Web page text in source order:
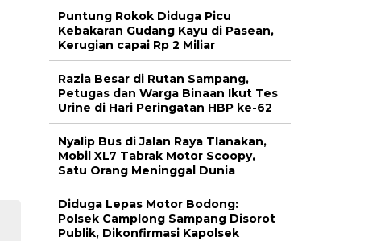
Puntung Rokok Diduga Picu
Kebakaran Gudang Kayu di Pasean,
Kerugian capai Rp 2 Miliar
Razia Besar di Rutan Sampang,
Petugas dan Warga Binaan Ikut Tes
Urine di Hari Peringatan HBP ke-62
Nyalip Bus di Jalan Raya Tlanakan,
Mobil XL7 Tabrak Motor Scoopy,
Satu Orang Meninggal Dunia
Diduga Lepas Motor Bodong:
Polsek Camplong Sampang Disorot
Publik, Dikonfirmasi Kapolsek